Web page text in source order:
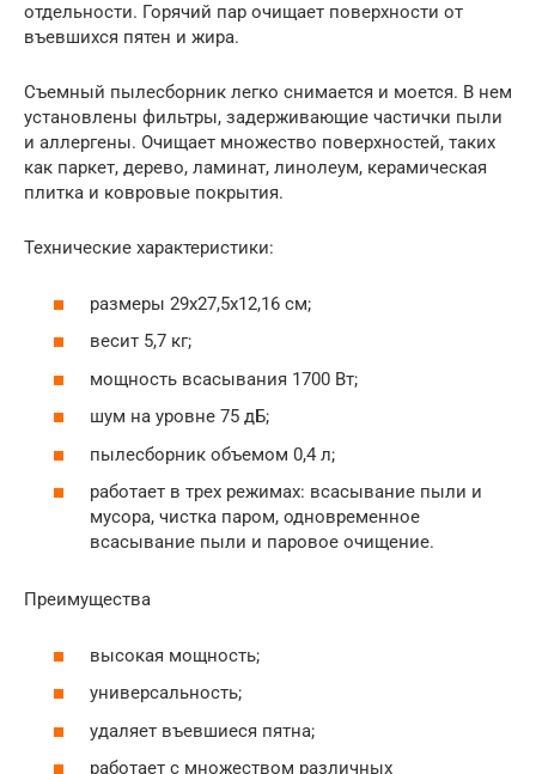
отдельности. Горячий пар очищает поверхности от
въевшихся пятен и жира.
Съемный пылесборник легко снимается и моется. В нем
установлены фильтры, задерживающие частички пыли
и аллергены. Очищает множество поверхностей, таких
как паркет, дерево, ламинат, линолеум, керамическая
плитка и ковровые покрытия.
Технические характеристики:
размеры 29х27,5х12,16 см;
весит 5,7 кг;
мощность всасывания 1700 Вт;
шум на уровне 75 дБ;
пылесборник объемом 0,4 л;
работает в трех режимах: всасывание пыли и
мусора, чистка паром, одновременное
всасывание пыли и паровое очищение.
Преимущества
высокая мощность;
универсальность;
удаляет въевшиеся пятна;
работает с множеством различных